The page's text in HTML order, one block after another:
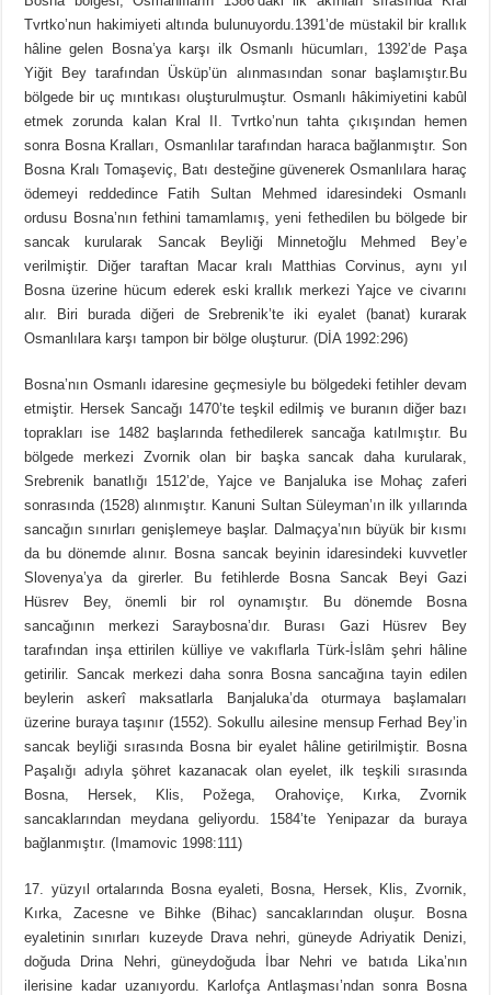
Tvrtko’nun hakimiyeti altında bulunuyordu.1391’de müstakil bir krallık
hâline gelen Bosna’ya karşı ilk Osmanlı hücumları, 1392’de Paşa
Yiğit Bey tarafından Üsküp’ün alınmasından sonar başlamıştır.Bu
bölgede bir uç mıntıkası oluşturulmuştur. Osmanlı hâkimiyetini kabûl
etmek zorunda kalan Kral II. Tvrtko’nun tahta çıkışından hemen
sonra Bosna Kralları, Osmanlılar tarafından haraca bağlanmıştır. Son
Bosna Kralı Tomaşeviç, Batı desteğine güvenerek Osmanlılara haraç
ödemeyi reddedince Fatih Sultan Mehmed idaresindeki Osmanlı
ordusu Bosna’nın fethini tamamlamış, yeni fethedilen bu bölgede bir
sancak kurularak Sancak Beyliği Minnetoğlu Mehmed Bey’e
verilmiştir. Diğer taraftan Macar kralı Matthias Corvinus, aynı yıl
Bosna üzerine hücum ederek eski krallık merkezi Yajce ve civarını
alır. Biri burada diğeri de Srebrenik’te iki eyalet (banat) kurarak
Osmanlılara karşı tampon bir bölge oluşturur. (DİA 1992:296)
Bosna’nın Osmanlı idaresine geçmesiyle bu bölgedeki fetihler devam
etmiştir. Hersek Sancağı 1470’te teşkil edilmiş ve buranın diğer bazı
toprakları ise 1482 başlarında fethedilerek sancağa katılmıştır. Bu
bölgede merkezi Zvornik olan bir başka sancak daha kurularak,
Srebrenik banatlığı 1512’de, Yajce ve Banjaluka ise Mohaç zaferi
sonrasında (1528) alınmıştır. Kanuni Sultan Süleyman’ın ilk yıllarında
sancağın sınırları genişlemeye başlar. Dalmaçya’nın büyük bir kısmı
da bu dönemde alınır. Bosna sancak beyinin idaresindeki kuvvetler
Slovenya’ya da girerler. Bu fetihlerde Bosna Sancak Beyi Gazi
Hüsrev Bey, önemli bir rol oynamıştır. Bu dönemde Bosna
sancağının merkezi Saraybosna’dır. Burası Gazi Hüsrev Bey
tarafından inşa ettirilen külliye ve vakıflarla Türk-İslâm şehri hâline
getirilir. Sancak merkezi daha sonra Bosna sancağına tayin edilen
beylerin askerî maksatlarla Banjaluka’da oturmaya başlamaları
üzerine buraya taşınır (1552). Sokullu ailesine mensup Ferhad Bey’in
sancak beyliği sırasında Bosna bir eyalet hâline getirilmiştir. Bosna
Paşalığı adıyla şöhret kazanacak olan eyelet, ilk teşkili sırasında
Bosna, Hersek, Klis, Požega, Orahoviçe, Kırka, Zvornik
sancaklarından meydana geliyordu. 1584’te Yenipazar da buraya
bağlanmıştır. (Imamovic 1998:111)
17. yüzyıl ortalarında Bosna eyaleti, Bosna, Hersek, Klis, Zvornik,
Kırka, Zacesne ve Bihke (Bihac) sancaklarından oluşur. Bosna
eyaletinin sınırları kuzeyde Drava nehri, güneyde Adriyatik Denizi,
doğuda Drina Nehri, güneydoğuda İbar Nehri ve batıda Lika’nın
ilerisine kadar uzanıyordu. Karlofça Antlaşması’ndan sonra Bosna